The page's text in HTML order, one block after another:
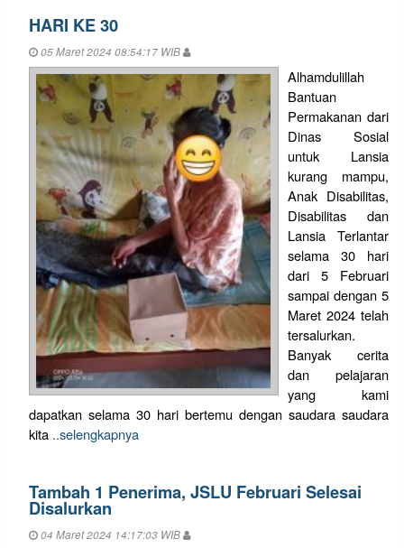
HARI KE 30
05 Maret 2024 08:54:17 WIB
Alhamdulillah
Bantuan
Permakanan dari
Dinas Sosial
untuk Lansia
kurang mampu,
Anak Disabilitas,
Disabilitas dan
Lansia Terlantar
selama 30 hari
dari 5 Februari
sampai dengan 5
Maret 2024 telah
tersalurkan.
Banyak cerita
dan pelajaran
yang kami
dapatkan selama 30 hari bertemu dengan saudara saudara
kita ..selengkapnya
Tambah 1 Penerima, JSLU Februari Selesai
Disalurkan
04 Maret 2024 14:17:03 WIB